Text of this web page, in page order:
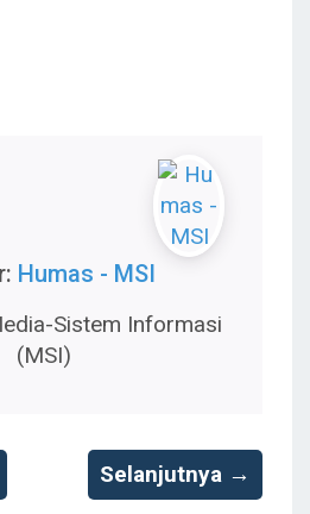
Humas - MSI
Sistem Informasi
(MSI)
Selanjutnya →